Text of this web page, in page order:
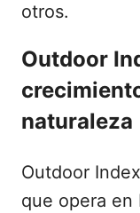
otros.
Outdoor
naturaleza
Outdoor
que opera en